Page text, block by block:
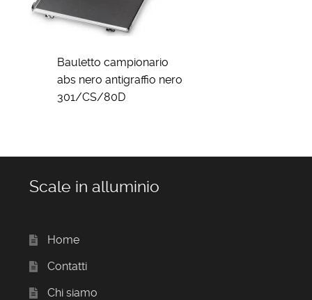
Bauletto campionario
abs nero antigraffio nero
301/CS/80D
Scale in alluminio
Home
Contatti
Chi siamo